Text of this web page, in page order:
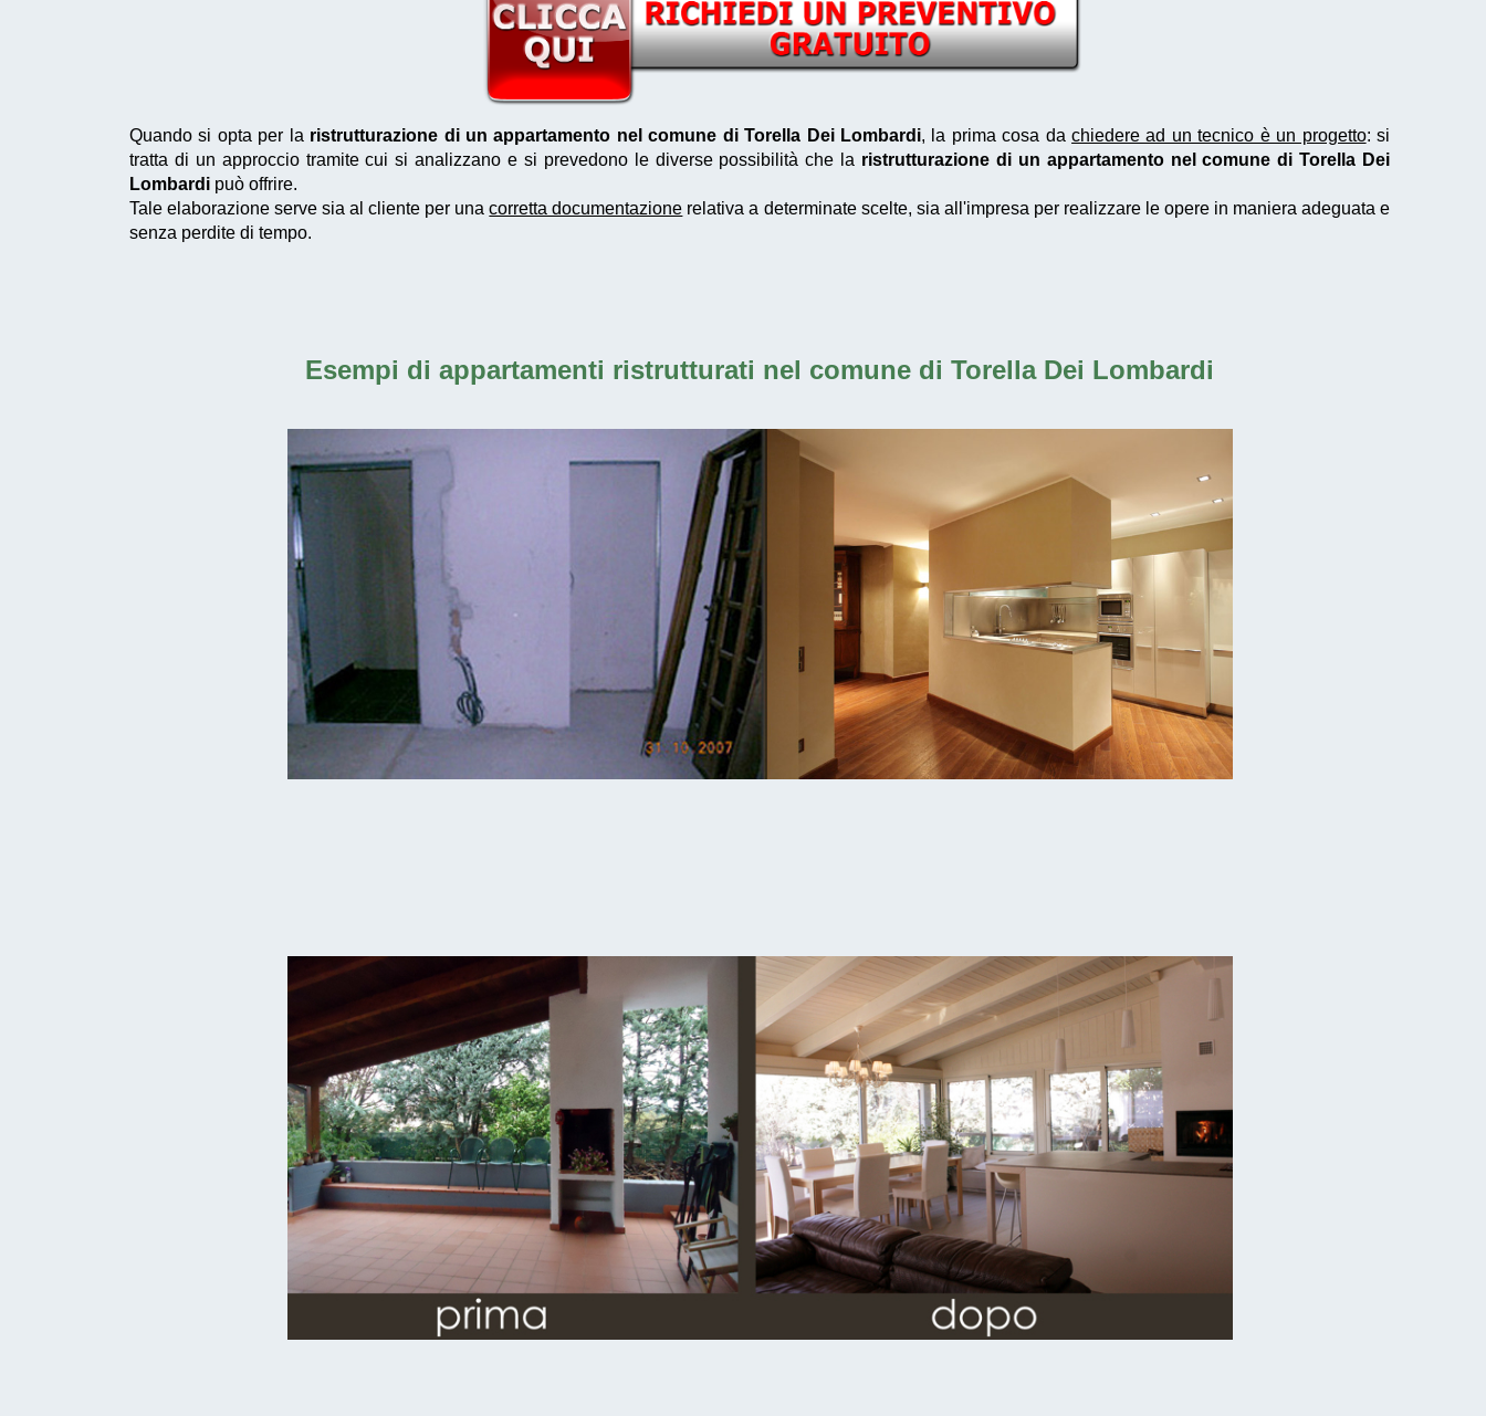
Quando si opta per la ristrutturazione di un appartamento nel comune di Torella Dei Lombardi, la prima cosa dachiedere ad un tecnico è un progetto: si
tratta di un approccio tramite cui si analizzano e si prevedono le diverse possibilità che la ristrutturazione di un appartamento nel comune di Torella Dei
Lombardi può offrire.
Tale elaborazione serve sia al cliente per unacorretta documentazione relativa a determinate scelte, sia all'impresa per realizzare le opere in maniera adeguata e
senza perdite di tempo.
Esempi di appartamenti ristrutturati nel comune di Torella Dei Lombardi